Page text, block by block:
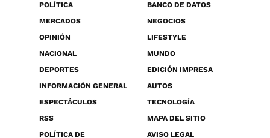
POLÍTICA
BANCO DE DATOS
MERCADOS
NEGOCIOS
OPINIÓN
LIFESTYLE
NACIONAL
MUNDO
DEPORTES
EDICIÓN IMPRESA
INFORMACIÓN GENERAL
AUTOS
ESPECTÁCULOS
TECNOLOGÍA
RSS
MAPA DEL SITIO
POLÍTICA DE
AVISO LEGAL